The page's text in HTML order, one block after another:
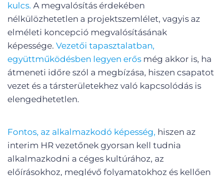
kulcs. A megvalósítás érdekében
nélkülözhetetlen a projektszemlélet, vagyis az
elméleti koncepció megvalósításának
képessége. Vezetői tapasztalatban,
együttműködésben legyen erős még akkor is, ha
átmeneti időre szól a megbízása, hiszen csapatot
vezet és a társterületekhez való kapcsolódás is
elengedhetetlen.
Fontos, az alkalmazkodó képesség, hiszen az
interim HR vezetőnek gyorsan kell tudnia
alkalmazkodni a céges kultúrához, az
előírásokhoz, meglévő folyamatokhoz és kellően